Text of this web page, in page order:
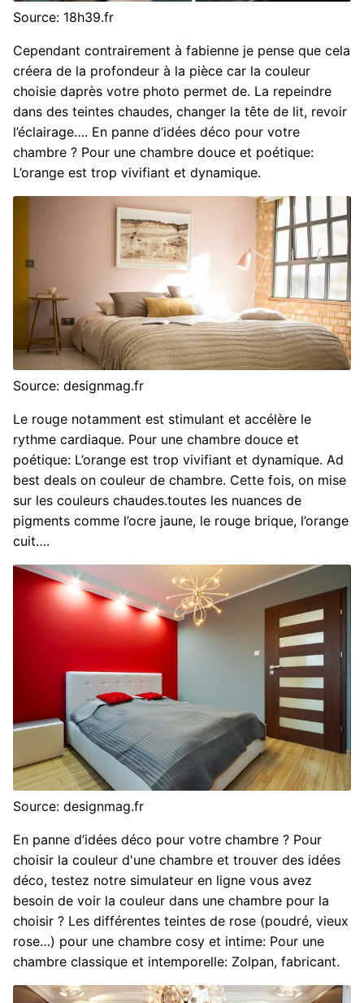
Source: 18h39.fr
Cependant contrairement à fabienne je pense que cela
créera de la profondeur à la pièce car la couleur
choisie daprès votre photo permet de. La repeindre
dans des teintes chaudes, changer la tête de lit, revoir
l’éclairage…. En panne d’idées déco pour votre
chambre ? Pour une chambre douce et poétique:
L’orange est trop vivifiant et dynamique.
Source: designmag.fr
Le rouge notamment est stimulant et accélère le
rythme cardiaque. Pour une chambre douce et
poétique: L’orange est trop vivifiant et dynamique. Ad
best deals on couleur de chambre. Cette fois, on mise
sur les couleurs chaudes.toutes les nuances de
pigments comme l’ocre jaune, le rouge brique, l’orange
cuit….
Source: designmag.fr
En panne d’idées déco pour votre chambre ? Pour
choisir la couleur d'une chambre et trouver des idées
déco, testez notre simulateur en ligne vous avez
besoin de voir la couleur dans une chambre pour la
choisir ? Les différentes teintes de rose (poudré, vieux
rose…) pour une chambre cosy et intime: Pour une
chambre classique et intemporelle: Zolpan, fabricant.